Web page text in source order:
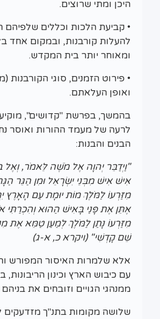
היכן ומתי שרוצים.
• קביעת הלכות וכללים שלפיהם
להעלות קורבנות, ובמקום אחד
ומאוחר יותר בית המקדש.
• פירוט הזמנים, סוגי הקורבנות
ואופן העלאתם.
בהמשך, בפרשת "קדושים",
לרעה של מעמד ההורות ואוסר
הבנים והבנות:
"וַיְדַבֵּר יְהוָה אֶל מֹשֶׁה לֵּאמֹר, וְאֶל
אִישׁ אִישׁ מִבְּנֵי יִשְׂרָאֵל וּמִן הַגֵּר
מִזַּרְעוֹ לַמֹּלֶךְ מוֹת יוּמָת עַם הָאָרֶץ
אֶתֵּן אֶת פָּנַי בָּאִישׁ הַהוּא וְהִכְרַתִּי
מִזַּרְעוֹ נָתַן לַמֹּלֶךְ לְמַעַן טַמֵּא אֶת
שֵׁם קָדְשִׁי" (ויקרא כ, א-ג)
אלא שלמרות האיסור המפורש
עם כיבוש הארץ וכינון הריבונות,
ממנהגי הגויים וזובחים את בניהם
שלושה מקומות בתנ"ך מזדעקים